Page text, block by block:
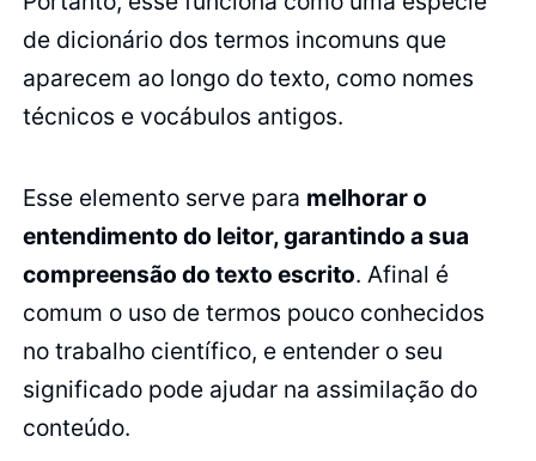
de dicionário dos termos incomuns que
aparecem ao longo do texto, como nomes
técnicos e vocábulos antigos.
Esse elemento serve para melhorar o
entendimento do leitor, garantindo a sua
compreensão do texto escrito. Afinal é
comum o uso de termos pouco conhecidos
no trabalho científico, e entender o seu
significado pode ajudar na assimilação do
conteúdo.